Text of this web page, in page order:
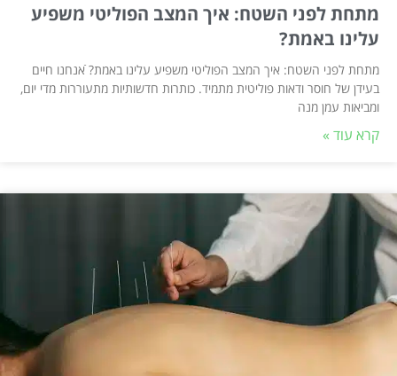
מתחת לפני השטח: איך המצב הפוליטי משפיע
עלינו באמת?
מתחת לפני השטח: איך המצב הפוליטי משפיע עלינו באמת? ֿאנחנו חיים
בעידן של חוסר ודאות פוליטית מתמיד. כותרות חדשותיות מתעוררות מדי יום,
ומביאות עמן מנה
קרא עוד »